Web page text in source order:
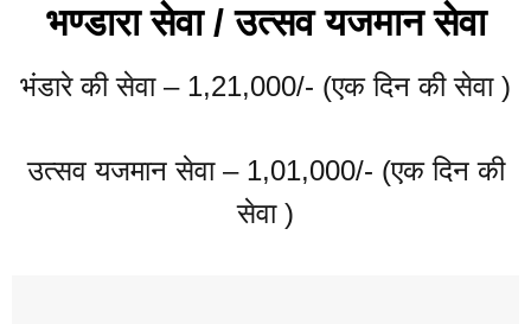
भण्डारा सेवा / उत्सव यजमान सेवा
भंडारे की सेवा – 1,21,000/- (एक दिन की सेवा )
उत्सव यजमान सेवा – 1,01,000/- (एक दिन की
सेवा )